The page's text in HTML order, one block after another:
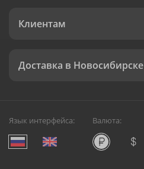
Клиентам
Доставка в Новосибирске
Язык интерфейса: Валюта: